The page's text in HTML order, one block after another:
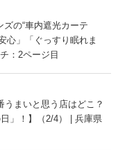
の“車内遮光カーテ
心」「ぐっすり眠れま
：2ページ目
まいと思う店はどこ？
」！】（2/4） | 兵庫県